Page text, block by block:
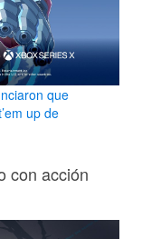
que
up de
con acción